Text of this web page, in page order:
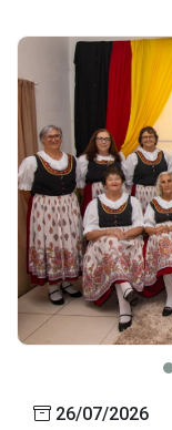
26/07/2026